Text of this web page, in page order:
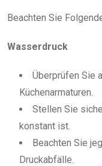
Beachten Sie
Wasserdruck
Überprüfen Sie
Küchenarmaturen.
Stellen Sie
konstant ist.
Beachten Sie
Druckabfälle.